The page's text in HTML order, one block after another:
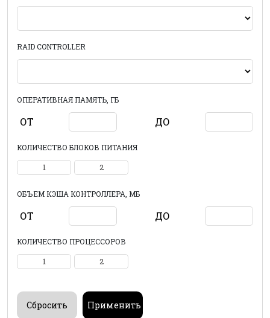
RAID CONTROLLER
ОПЕРАТИВНАЯ ПАМЯТЬ, ГБ
ОТ ДО
КОЛИЧЕСТВО БЛОКОВ ПИТАНИЯ
1 2
ОБЪЕМ КЭША КОНТРОЛЛЕРА, МБ
ОТ ДО
КОЛИЧЕСТВО ПРОЦЕССОРОВ
1 2